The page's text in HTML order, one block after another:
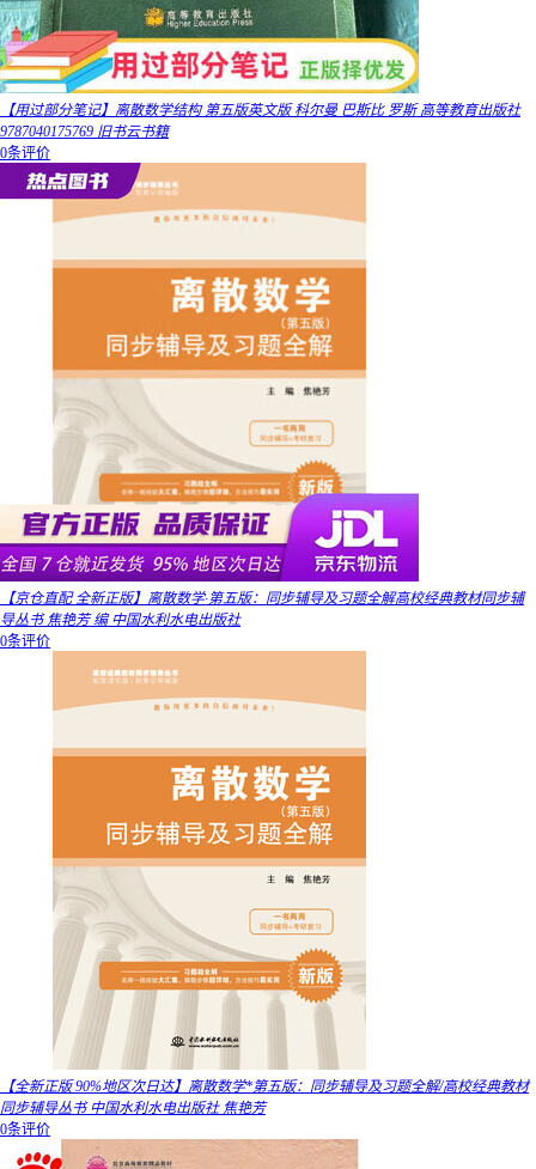
【用过部分笔记】离散数学结构 第五版英文版 科尔曼 巴斯比 罗斯 高等教育出版社
9787040175769 旧书云书籍
0条评价
【京仓直配 全新正版】离散数学·第五版：同步辅导及习题全解高校经典教材同步辅
导丛书 焦艳芳 编 中国水利水电出版社
0条评价
【全新正版 90%地区次日达】离散数学*第五版：同步辅导及习题全解/高校经典教材
同步辅导丛书 中国水利水电出版社 焦艳芳
0条评价